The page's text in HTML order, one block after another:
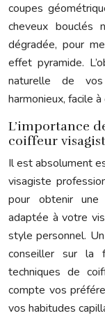
coupes
cheveux bouclés
dégradée, pour
effet pyramide.
naturelle de
harmonieux, facile
L’importance
coiffeur
Il est absolument
visagiste
pour obtenir une
adaptée à votre
style personnel.
conseiller sur la
techniques de
compte vos
vos habitudes